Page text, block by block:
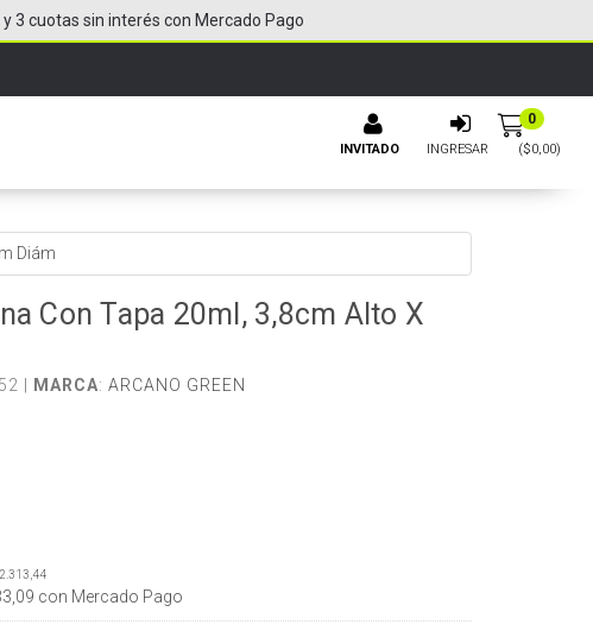
INVITADO INGRESAR
0
($0,00)
3 cuotas sin interés con Mercado Pago
Diám
Con Tapa 20ml, 3,8cm Alto X
| MARCA: ARCANO GREEN
con Mercado Pago